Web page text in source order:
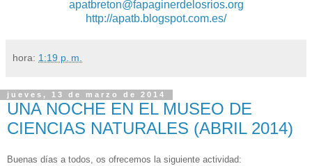
apatbreton@fapaginerdelosrios.org
http://apatb.blogspot.com.es/
hora: 1:19 p. m.
jueves, 13 de marzo de 2014
UNA NOCHE EN EL MUSEO DE
CIENCIAS NATURALES (ABRIL 2014)
Buenas días a todos, os ofrecemos la siguiente actividad: